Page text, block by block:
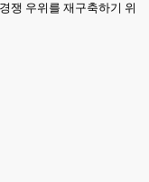
쟁 우위를 재구축하기 위